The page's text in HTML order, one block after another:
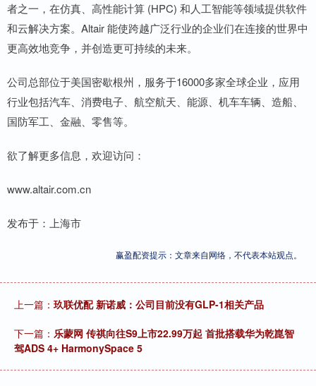
者之一，在仿真、高性能计算 (HPC) 和人工智能等领域提供软件
和云解决方案。Altair 能使跨越广泛行业的企业们在连接的世界中
更高效地竞争，并创造更可持续的未来。
公司总部位于美国密歇根州，服务于16000多家全球企业，应用
行业包括汽车、消费电子、航空航天、能源、机车车辆、造船、
国防军工、金融、零售等。
欲了解更多信息，欢迎访问：
www.altair.com.cn
发布于：上海市
赢盈配资提示：文章来自网络，不代表本站观点。
上一篇： 玖联优配 新诺威：公司目前没有GLP-1相关产品
下一篇： 乐蒙网 传祺向往S9上市22.99万起 首批搭载华为乾崑智
驾ADS 4+ HarmonySpace 5